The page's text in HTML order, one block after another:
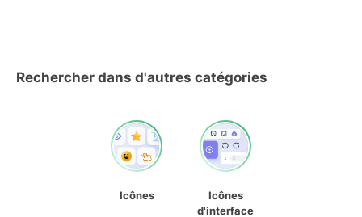
Rechercher dans d'autres catégories
Icônes
Icônes
d'interface